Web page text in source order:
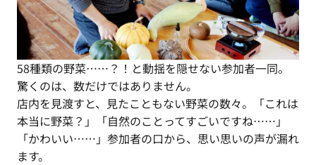
58種類の野菜……？！と動揺を隠せない参加者一同。
驚くのは、数だけではありません。
店内を見渡すと、見たこともない野菜の数々。「これは
本当に野菜？」「自然のことってすごいですね……」
「かわいい……」参加者の口から、思い思いの声が漏れ
ます。